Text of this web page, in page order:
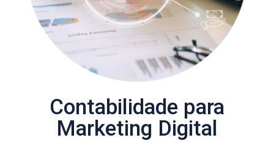
Contabilidade para
Marketing Digital